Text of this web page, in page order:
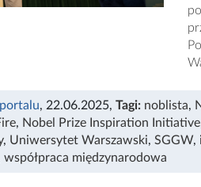
, 22.06.2025, Tagi: noblista,
, Nobel Prize Inspiration Initiative
, Uniwersytet Warszawski, SGGW,
współpraca międzynarodowa